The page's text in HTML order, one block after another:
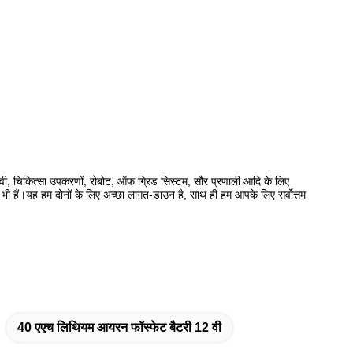
चिकित्सा उपकरणों, रोबोट, ऑफ ग्रिड सिस्टम, सौर प्रणाली आदि के लिए
हैं।यह हम दोनों के लिए अच्छा लागत-डाउन है, साथ ही हम आपके लिए सर्वोत्तम
40 एएच लिथियम आयरन फॉस्फेट बैटरी 12 वी